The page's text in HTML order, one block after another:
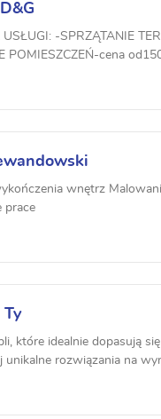
USŁUGI: -SPRZĄTANIE
POMIESZCZEŃ-cena
wnętrz
prace
Ty
które idealnie dopasują
unikalne rozwiązania na